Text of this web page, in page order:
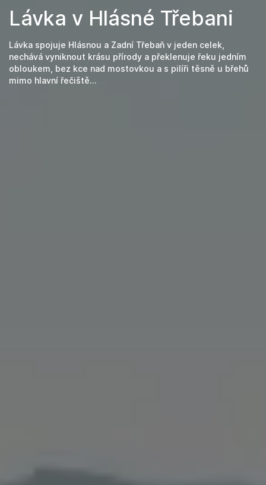
Lávka v Hlásné Třebani
Lávka spojuje Hlásnou a Zadní Třebaň v jeden celek,
nechává vyniknout krásu přírody a překlenuje řeku jedním
obloukem, bez kce nad mostovkou a s pilíři těsně u břehů
mimo hlavní řečiště...